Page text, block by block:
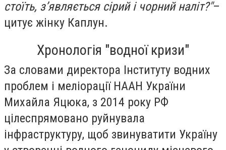
стоїть, з’являється сірий і чорний наліт?"–
цитує жінку Каплун.
Хронологія "водної кризи"
За словами директора Інституту водних
проблем і меліорації НААН України
Михайла Яцюка, з 2014 року РФ
цілеспрямовано руйнувала
інфраструктуру, щоб звинуватити Україну